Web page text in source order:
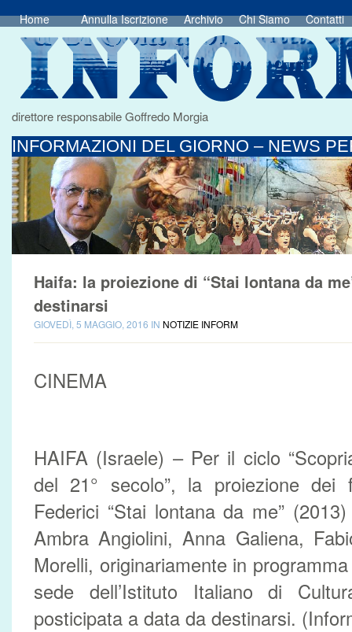
Home Annulla Iscrizione Archivio Chi Siamo Contatti
direttore responsabile Goffredo Morgia
INFORMAZIONI DEL GIORNO – NEWS
Haifa: la proiezione di “Stai lontana da
destinarsi
GIOVEDÌ, 5 MAGGIO, 2016 IN NOTIZIE INFORM
CINEMA
HAIFA (Israele) – Per il ciclo
del 21° secolo”, la proiezione
Federici “Stai lontana da me”
Ambra Angiolini, Anna Galiena,
Morelli, originariamente in
sede dell’Istituto Italiano di
posticipata a data da destinarsi.